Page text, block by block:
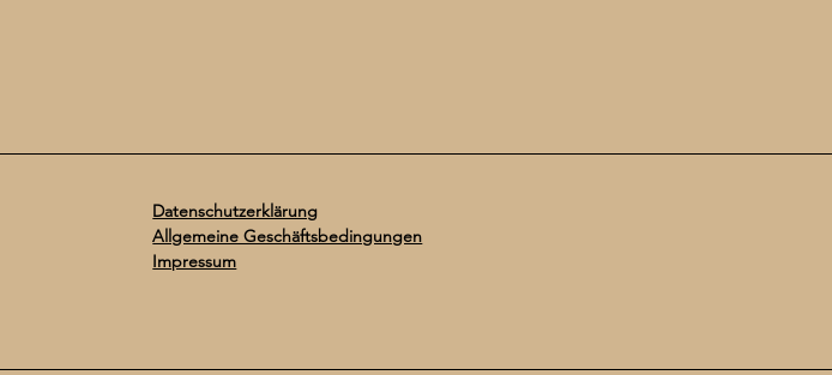
Datenschutzerklärung
Allgemeine Geschäftsbedingungen
Impressum